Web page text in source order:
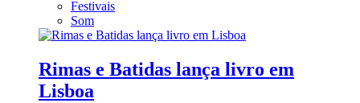
Festivais
Som
Rimas e Batidas lança livro em
Lisboa